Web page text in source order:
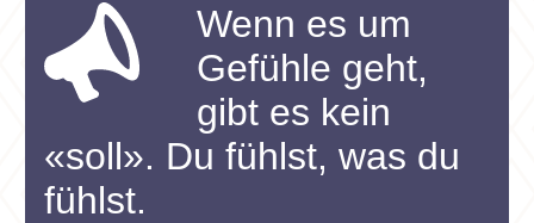
Wenn es um
Gefühle geht,
gibt es kein
«soll». Du fühlst, was du
fühlst.